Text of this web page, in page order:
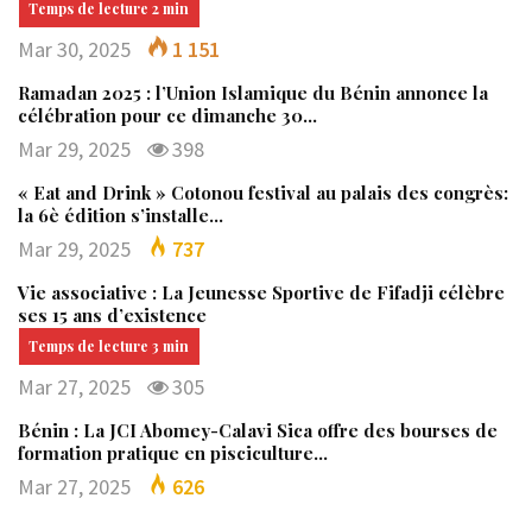
Mar 30, 2025 1 151
Ramadan 2025 : l’Union Islamique du Bénin annonce la
célébration pour ce dimanche 30…
Mar 29, 2025 398
« Eat and Drink » Cotonou festival au palais des congrès:
la 6è édition s’installe…
Mar 29, 2025 737
Vie associative : La Jeunesse Sportive de Fifadji célèbre
ses 15 ans d’existence
Mar 27, 2025 305
Bénin : La JCI Abomey-Calavi Sica offre des bourses de
formation pratique en pisciculture…
Mar 27, 2025 626